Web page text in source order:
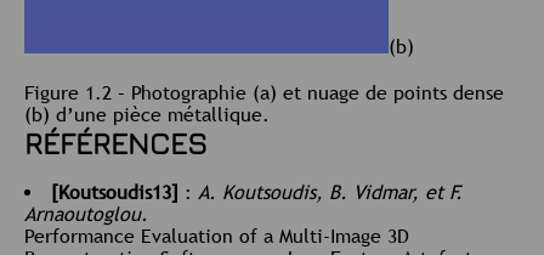
(b)
Figure 1.2 – Photographie (a) et nuage de points dense
(b) d’une pièce métallique.
RÉFÉRENCES
[Koutsoudis13] : A. Koutsoudis, B. Vidmar, et F.
Arnaoutoglou.
Performance Evaluation of a Multi-Image 3D